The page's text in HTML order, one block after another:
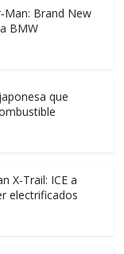
Brand New
BMW
que
X-Trail: ICE a
electrificados